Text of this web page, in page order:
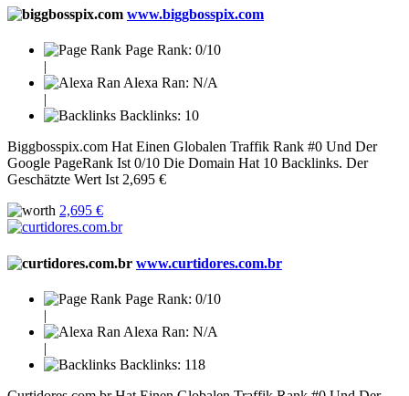
www.biggbosspix.com
Page Rank: 0/10
|
Alexa Ran: N/A
|
Backlinks: 10
Biggbosspix.com Hat Einen Globalen Traffik Rank #0 Und Der
Google PageRank Ist 0/10 Die Domain Hat 10 Backlinks. Der
Geschätzte Wert Ist 2,695 €
2,695 €
www.curtidores.com.br
Page Rank: 0/10
|
Alexa Ran: N/A
|
Backlinks: 118